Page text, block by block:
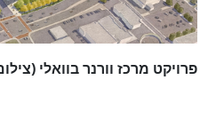
פרויקט מרכז וורנר בוואלי